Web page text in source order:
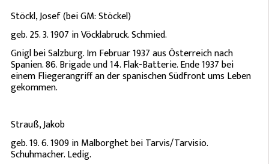
Stöckl, Josef (bei GM: Stöckel)
geb. 25. 3. 1907 in Vöcklabruck. Schmied.
Gnigl bei Salzburg. Im Februar 1937 aus Österreich nach
Spanien. 86. Brigade und 14. Flak-Batterie. Ende 1937 bei
einem Fliegerangriff an der spanischen Südfront ums Leben
gekommen.
Strauß, Jakob
geb. 19. 6. 1909 in Malborghet bei Tarvis/Tarvisio.
Schuhmacher. Ledig.